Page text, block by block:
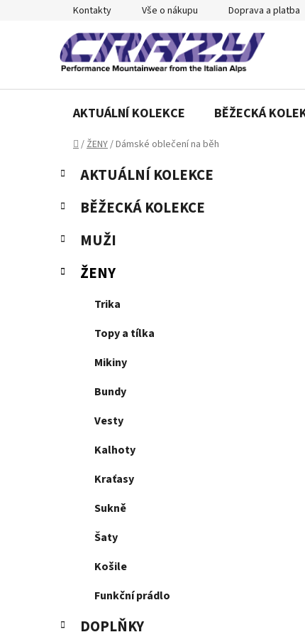
Kontakty Vše o nákupu Doprava a platba
AKTUÁLNÍ KOLEKCE BĚŽECKÁ
Domů
/ŽENY/Dámské oblečení na běh
P
s
r
n
Přeskočit
kategorie
K
a
t
e
o
i
AKTUÁLNÍ KOLEKCE
BĚŽECKÁ KOLEKCE
MUŽI
ŽENY
Trika
Topy a tílka
Mikiny
Bundy
Vesty
Kalhoty
Kraťasy
Sukně
Šaty
Košile
Funkční prádlo
DOPLŇKY